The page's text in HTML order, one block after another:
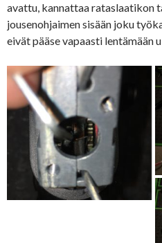
avattu, kannattaa rataslaatikon
jousenohjaimen sisään joku
eivät pääse vapaasti lentämään